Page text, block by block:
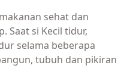
sehat dan
Saat si Kecil tidur,
selama beberapa
tubuh dan pikiran